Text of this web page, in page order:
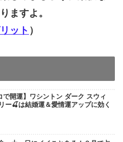
ますよ。
ット ）
で開運】ワシントン ダーク スウィ
ー🍒は結婚運＆愛情運アップに効く